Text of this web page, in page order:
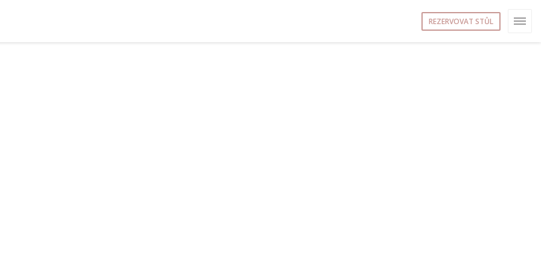
REZERVOVAT STŮL